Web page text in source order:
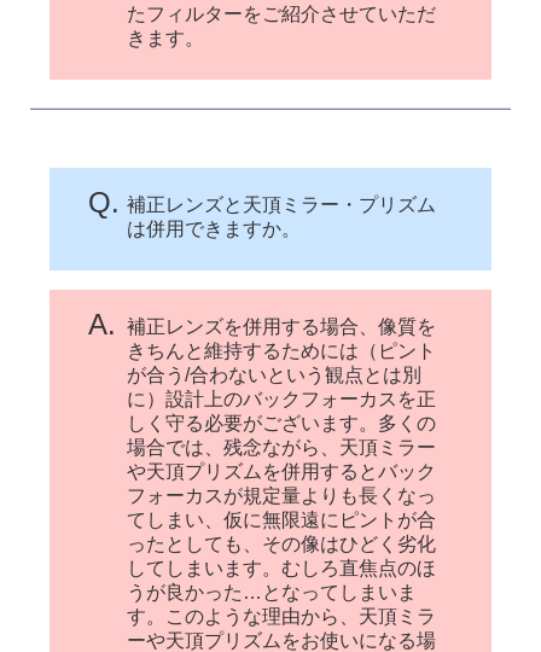
たフィルターをご紹介させていただ
きます。
Q. 補正レンズと天頂ミラー・プリズム
は併用できますか。
A.
補正レンズを併用する場合、像質を
きちんと維持するためには（ピント
が合う/合わないという観点とは別
に）設計上のバックフォーカスを正
しく守る必要がございます。多くの
場合では、残念ながら、天頂ミラー
や天頂プリズムを併用するとバック
フォーカスが規定量よりも長くなっ
てしまい、仮に無限遠にピントが合
ったとしても、その像はひどく劣化
してしまいます。むしろ直焦点のほ
うが良かった…となってしまいま
す。このような理由から、天頂ミラ
ーや天頂プリズムをお使いになる場